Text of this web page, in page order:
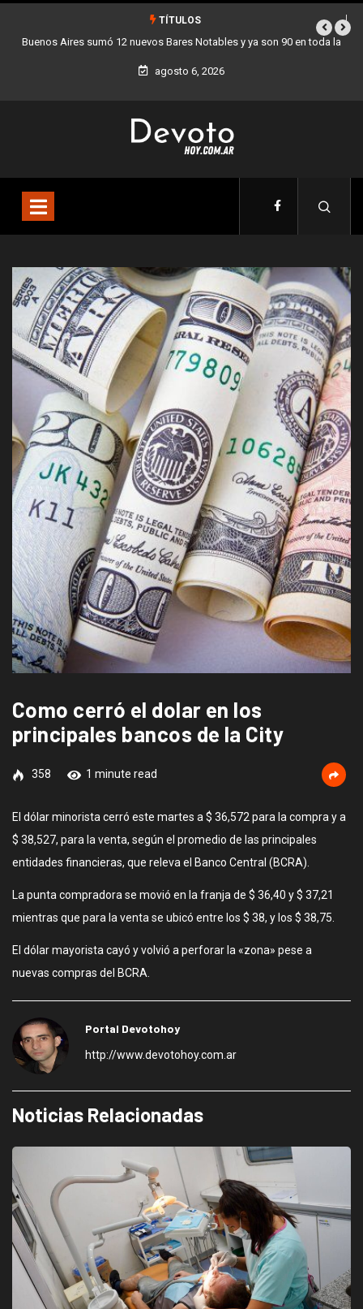
TÍTULOS
sumó 12 nuevos Bares Notables y ya son 90 en toda la
Los stands
agosto 6, 2026
Como cerró el dolar en los
principales bancos de la City
358 1 minute read
El dólar minorista cerró este martes a $ 36,572 para la compra y a
$ 38,527, para la venta, según el promedio de las principales
entidades financieras, que releva el Banco Central (BCRA).
La punta compradora se movió en la franja de $ 36,40 y $ 37,21
mientras que para la venta se ubicó entre los $ 38, y los $ 38,75.
El dólar mayorista cayó y volvió a perforar la «zona» pese a
nuevas compras del BCRA.
Portal Devotohoy
http://www.devotohoy.com.ar
Noticias Relacionadas